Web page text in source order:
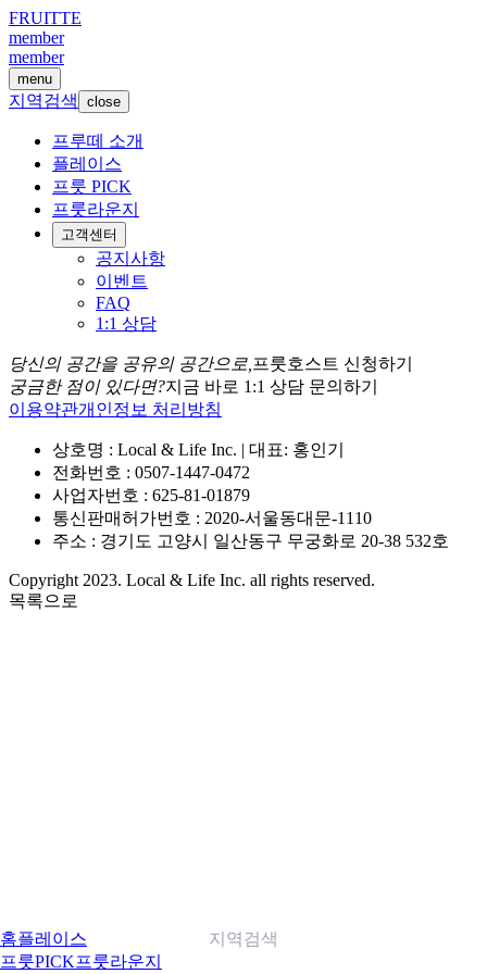
FRUITTE
member
member
menu
지역검색 close
프루떼 소개
플레이스
프룻 PICK
프룻라운지
고객센터
공지사항
이벤트
FAQ
1:1 상담
당신의 공간을 공유의 공간으로, 프룻호스트 신청하기
궁금한 점이 있다면?지금 바로 1:1 상담 문의하기
이용약관개인정보 처리방침
상호명 : Local & Life Inc. | 대표: 홍인기
전화번호 : 0507-1447-0472
사업자번호 : 625-81-01879
통신판매허가번호 : 2020-서울동대문-1110
주소 : 경기도 고양시 일산동구 무궁화로 20-38 532호
Copyright 2023. Local & Life Inc. all rights reserved.
목록으로
홈플레이스
프룻PICK프룻라운지
지역검색